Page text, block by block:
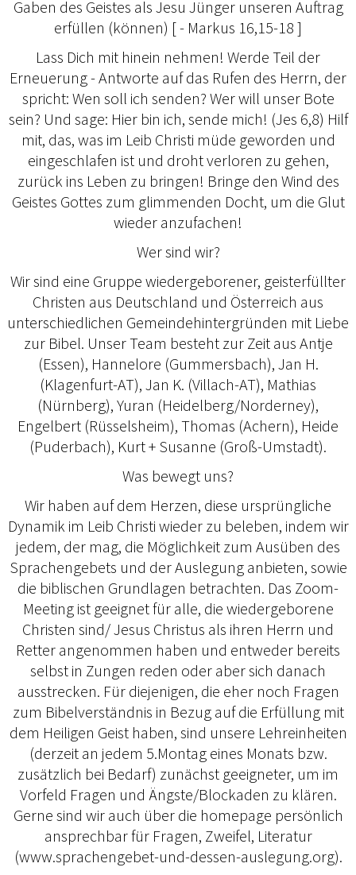
Gaben des Geistes als Jesu Jünger unseren Auftrag
erfüllen (können) [ - Markus 16,15-18 ]
Lass Dich mit hinein nehmen! Werde Teil der
Erneuerung - Antworte auf das Rufen des Herrn, der
spricht: Wen soll ich senden? Wer will unser Bote
sein? Und sage: Hier bin ich, sende mich! (Jes 6,8) Hilf
mit, das, was im Leib Christi müde geworden und
eingeschlafen ist und droht verloren zu gehen,
zurück ins Leben zu bringen! Bringe den Wind des
Geistes Gottes zum glimmenden Docht, um die Glut
wieder anzufachen!
Wer sind wir?
Wir sind eine Gruppe wiedergeborener, geisterfüllter
Christen aus Deutschland und Österreich aus
unterschiedlichen Gemeindehintergründen mit Liebe
zur Bibel. Unser Team besteht zur Zeit aus Antje
(Essen), Hannelore (Gummersbach), Jan H.
(Klagenfurt-AT), Jan K. (Villach-AT), Mathias
(Nürnberg), Yuran (Heidelberg/Norderney),
Engelbert (Rüsselsheim), Thomas (Achern), Heide
(Puderbach), Kurt + Susanne (Groß-Umstadt).
Was bewegt uns?
Wir haben auf dem Herzen, diese ursprüngliche
Dynamik im Leib Christi wieder zu beleben, indem wir
jedem, der mag, die Möglichkeit zum Ausüben des
Sprachengebets und der Auslegung anbieten, sowie
die biblischen Grundlagen betrachten. Das Zoom-
Meeting ist geeignet für alle, die wiedergeborene
Christen sind/ Jesus Christus als ihren Herrn und
Retter angenommen haben und entweder bereits
selbst in Zungen reden oder aber sich danach
ausstrecken. Für diejenigen, die eher noch Fragen
zum Bibelverständnis in Bezug auf die Erfüllung mit
dem Heiligen Geist haben, sind unsere Lehreinheiten
(derzeit an jedem 5.Montag eines Monats bzw.
zusätzlich bei Bedarf) zunächst geeigneter, um im
Vorfeld Fragen und Ängste/Blockaden zu klären.
Gerne sind wir auch über die homepage persönlich
ansprechbar für Fragen, Zweifel, Literatur
(www.sprachengebet-und-dessen-auslegung.org).